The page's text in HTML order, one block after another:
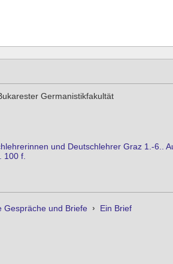
Germanistikfakultät
und Deutschlehrer Graz 1.-6..
100 f.
Gespräche und Briefe › Ein Brief